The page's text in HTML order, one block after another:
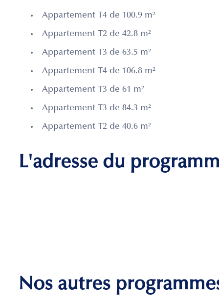
Appartement T4 de 100.9 m²
Appartement T2 de 42.8 m²
Appartement T3 de 63.5 m²
Appartement T4 de 106.8 m²
Appartement T3 de 61 m²
Appartement T3 de 84.3 m²
Appartement T2 de 40.6 m²
L'adresse du
Nos autres